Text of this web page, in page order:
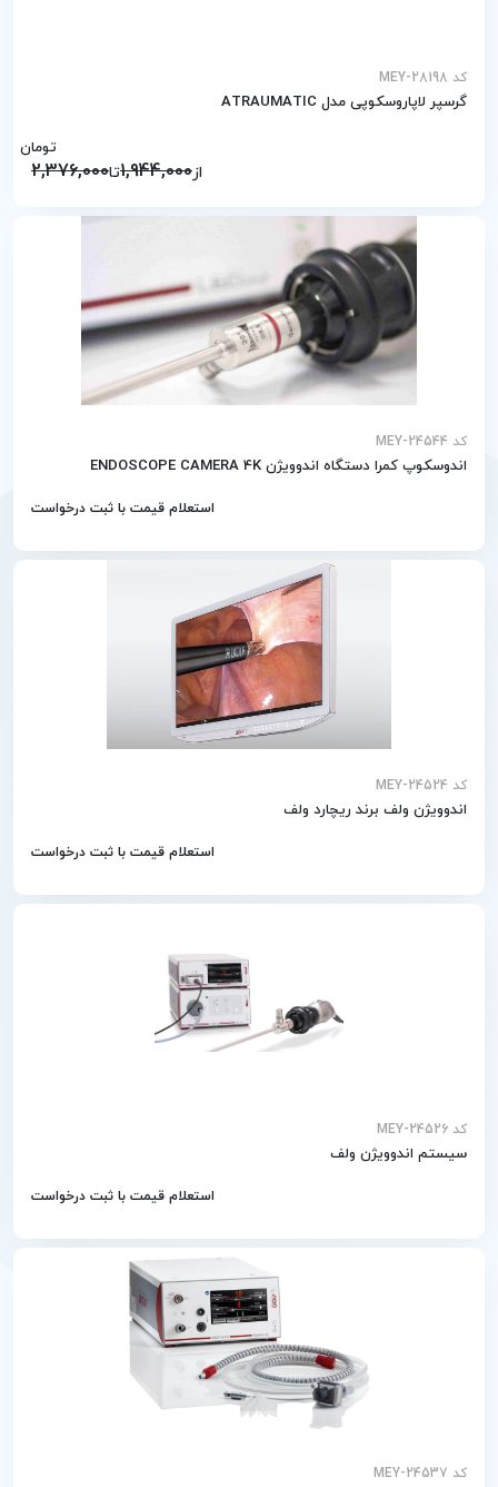
کد MEY-28198
گرسپر لاپاروسکوپی مدل ATRAUMATIC
از1,944,000تا2,376,000
تومان
کد MEY-24544
اندوسکوپ کمرا دستگاه اندوویژن ENDOSCOPE CAMERA 4K
استعلام قیمت با ثبت درخواست
کد MEY-24524
اندوویژن ولف برند ریچارد ولف
استعلام قیمت با ثبت درخواست
کد MEY-24526
سیستم اندوویژن ولف
استعلام قیمت با ثبت درخواست
کد MEY-24537